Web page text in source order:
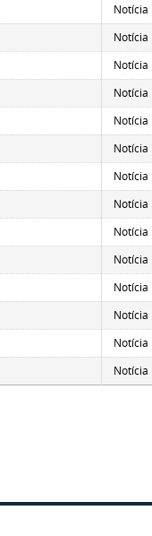
Notícia
Notícia
Notícia
Notícia
Notícia
Notícia
Notícia
Notícia
Notícia
Notícia
Notícia
Notícia
Notícia
Notícia